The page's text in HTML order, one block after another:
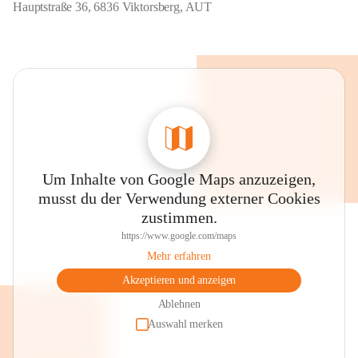
Hauptstraße 36, 6836 Viktorsberg, AUT
Um Inhalte von Google Maps anzuzeigen,
musst du der Verwendung externer Cookies
zustimmen.
https://www.google.com/maps
Mehr erfahren
Akzeptieren und anzeigen
Ablehnen
Auswahl merken